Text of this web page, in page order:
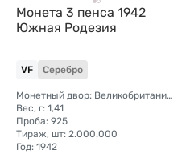
Монета 3 пенса 1942
Южная Родезия
VF Серебро
Монетный двор: Великобритания, Лондон
Вес, г: 1,41
Проба: 925
Тираж, шт: 2.000.000
Год: 1942